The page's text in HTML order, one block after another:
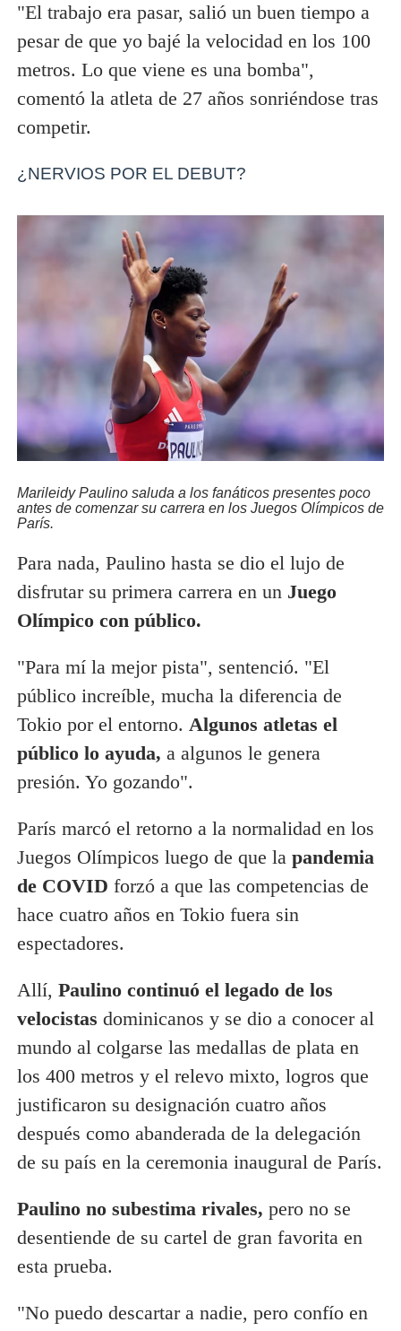
"El trabajo era pasar, salió un buen tiempo a
pesar de que yo bajé la velocidad en los 100
metros. Lo que viene es una bomba",
comentó la atleta de 27 años sonriéndose tras
competir.
¿NERVIOS POR EL DEBUT?
Marileidy Paulino saluda a los fanáticos presentes poco
antes de comenzar su carrera en los Juegos Olímpicos de
París.
Para nada, Paulino hasta se dio el lujo de
disfrutar su primera carrera en un Juego
Olímpico con público.
"Para mí la mejor pista", sentenció. "El
público increíble, mucha la diferencia de
Tokio por el entorno. Algunos atletas el
público lo ayuda, a algunos le genera
presión. Yo gozando".
París marcó el retorno a la normalidad en los
Juegos Olímpicos luego de que la pandemia
de COVID forzó a que las competencias de
hace cuatro años en Tokio fuera sin
espectadores.
Allí, Paulino continuó el legado de los
velocistas dominicanos y se dio a conocer al
mundo al colgarse las medallas de plata en
los 400 metros y el relevo mixto, logros que
justificaron su designación cuatro años
después como abanderada de la delegación
de su país en la ceremonia inaugural de París.
Paulino no subestima rivales, pero no se
desentiende de su cartel de gran favorita en
esta prueba.
"No puedo descartar a nadie, pero confío en